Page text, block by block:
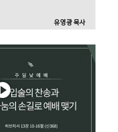
유영광 목사